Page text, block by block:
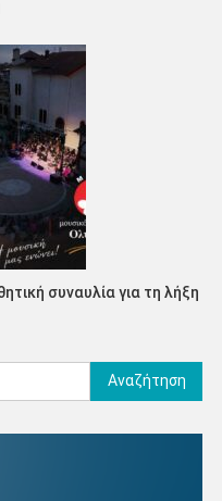
συναυλία για τη λήξη
Αναζήτηση
για: